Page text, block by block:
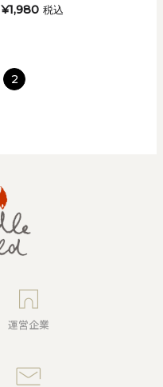
¥1,980 税込
2
運営企業